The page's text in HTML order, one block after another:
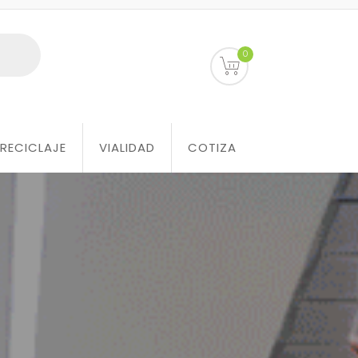
0
RECICLAJE VIALIDAD COTIZA